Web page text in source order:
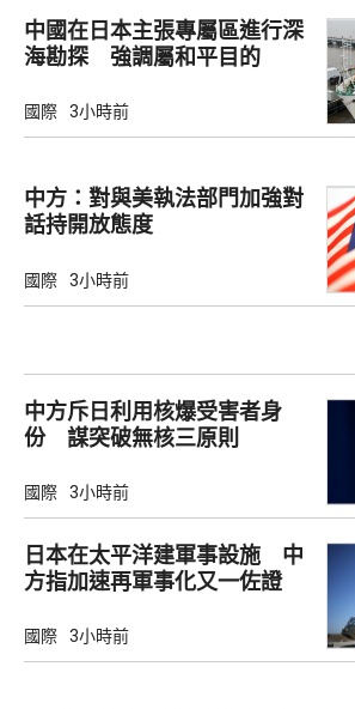
中國在日本主張專屬區進行深
海勘探 強調屬和平目的
國際 3小時前
中方：對與美執法部門加強對
話持開放態度
國際 3小時前
中方斥日利用核爆受害者身
份 謀突破無核三原則
國際 3小時前
日本在太平洋建軍事設施 中
方指加速再軍事化又一佐證
國際 3小時前